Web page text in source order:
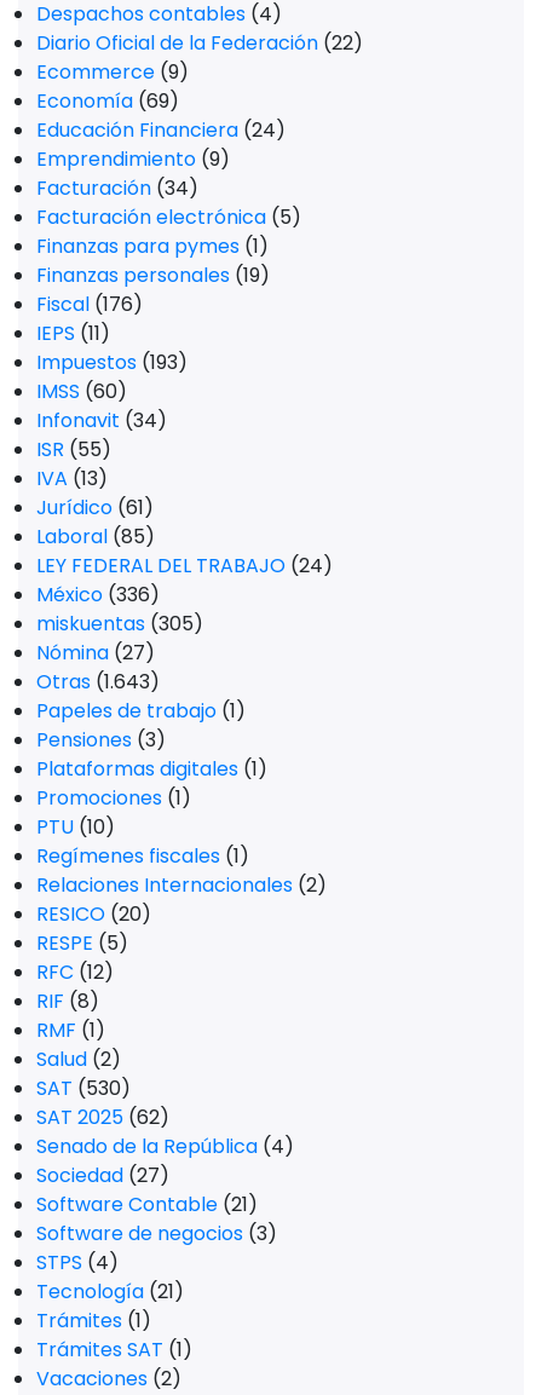
Despachos contables (4)
Diario Oficial de la Federación (22)
Ecommerce (9)
Economía (69)
Educación Financiera (24)
Emprendimiento (9)
Facturación (34)
Facturación electrónica (5)
Finanzas para pymes (1)
Finanzas personales (19)
Fiscal (176)
IEPS (11)
Impuestos (193)
IMSS (60)
Infonavit (34)
ISR (55)
IVA (13)
Jurídico (61)
Laboral (85)
LEY FEDERAL DEL TRABAJO (24)
México (336)
miskuentas (305)
Nómina (27)
Otras (1.643)
Papeles de trabajo (1)
Pensiones (3)
Plataformas digitales (1)
Promociones (1)
PTU (10)
Regímenes fiscales (1)
Relaciones Internacionales (2)
RESICO (20)
RESPE (5)
RFC (12)
RIF (8)
RMF (1)
Salud (2)
SAT (530)
SAT 2025 (62)
Senado de la República (4)
Sociedad (27)
Software Contable (21)
Software de negocios (3)
STPS (4)
Tecnología (21)
Trámites (1)
Trámites SAT (1)
Vacaciones (2)